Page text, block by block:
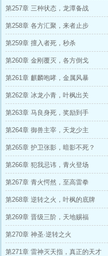
第257章 三种状态，龙潭备战
第258章 各方汇聚，来者止步
第259章 擅入者死，秒杀
第260章 金刚覆灭，各方倒戈
第261章 麒麟咆哮，金属风暴
第262章 冰龙小青，叶枫出关
第263章 马良身死，奖励到手
第264章 御兽主宰，天龙少主
第265章 护卫张影，暗影不死？
第266章 犯我忌讳，青火登场
第267章 青火愕然，至高雷拳
第268章 逆转之火，叶枫的底牌
第269章 晋级三阶，天地赐福
第270章 神圣·逆转之火
第271章 雷神灭天指，真正的天才